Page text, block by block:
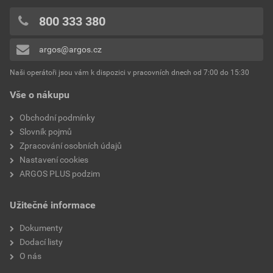
Počet pólů
Jmenovitý provozní výkon
při AC-3 400 V
při AC-3 230 V
Technika vypínání
Krytí (IP)
Jmenovitá zkratová
400VAC
Typ elektrického připojení
hlavního obvodu
Přidávat hodnocení může pouze přihlášený uživatel.
Vše o nákupu
Obchodní podmínky
Slovník pojmů
Zpracování osobních údajů
Nastavení cookies
ARGOS PLUS podzim
Užitečné informace
Dokumenty
Dodací listy
O nás
800 333 380
argos@argos.cz
Naši operátoři jsou vám k dispozici v pracovních dnech od 7:00 do 15:30